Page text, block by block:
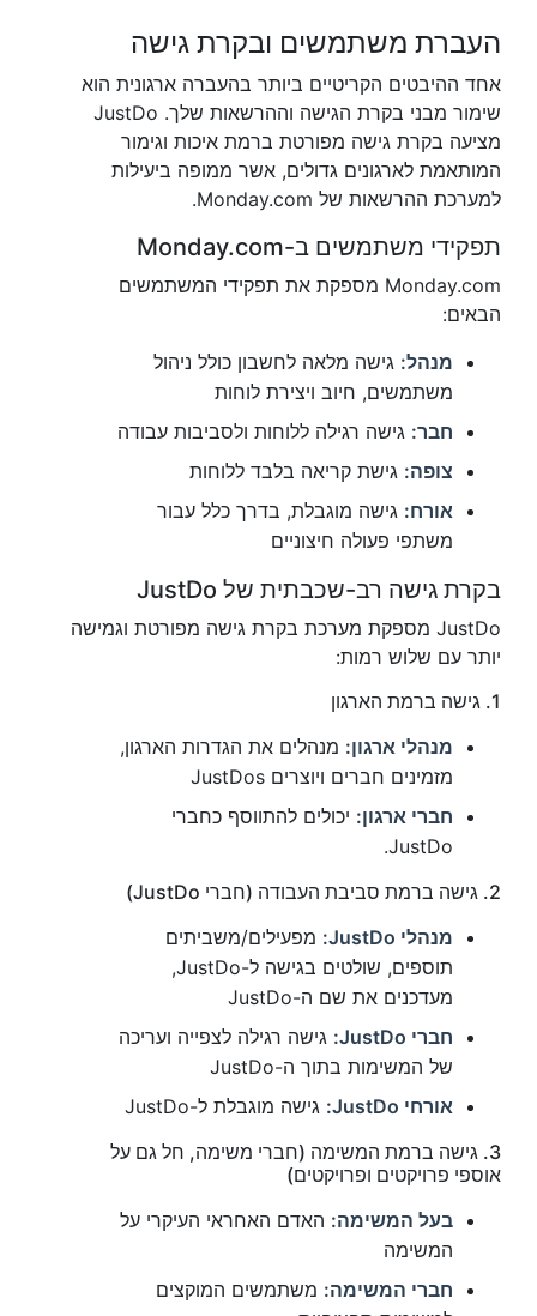
העברת משתמשים ובקרת גישה
אחד ההיבטים הקריטיים ביותר בהעברה ארגונית הוא
שימור מבני בקרת הגישה וההרשאות שלך. JustDo
מציעה בקרת גישה מפורטת ברמת איכות וגימור
המותאמת לארגונים גדולים, אשר ממופה ביעילות
למערכת ההרשאות של Monday.com.
תפקידי משתמשים ב-Monday.com
Monday.com מספקת את תפקידי המשתמשים
הבאים:
מנהל: גישה מלאה לחשבון כולל ניהול
משתמשים, חיוב ויצירת לוחות
חבר: גישה רגילה ללוחות ולסביבות עבודה
צופה: גישת קריאה בלבד ללוחות
אורח: גישה מוגבלת, בדרך כלל עבור
משתפי פעולה חיצוניים
בקרת גישה רב-שכבתית של JustDo
JustDo מספקת מערכת בקרת גישה מפורטת וגמישה
יותר עם שלוש רמות:
1. גישה ברמת הארגון
מנהלי ארגון: מנהלים את הגדרות הארגון,
מזמינים חברים ויוצרים JustDos
חברי ארגון: יכולים להתווסף כחברי
JustDo.
2. גישה ברמת סביבת העבודה (חברי JustDo)
מנהלי JustDo:
מפעילים/משביתים
תוספים, שולטים בגישה ל-JustDo,
מעדכנים את שם ה-JustDo
חברי JustDo:
גישה רגילה לצפייה ועריכה
של המשימות בתוך ה-JustDo
אורחי JustDo:
גישה מוגבלת ל-JustDo
3. גישה ברמת המשימה (חברי משימה, חל גם על
אוספי פרויקטים ופרויקטים)
בעל המשימה: האדם האחראי העיקרי על
המשימה
חברי המשימה: משתמשים המוקצים